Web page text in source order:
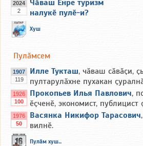
2024
2
Чӑваш Енре туризм
налукӗ пулӗ-и?
Хуш
Пулӑмсем
1907
119
Илле Тукташ, чӑваш сӑвӑҫи,
пултарулӑхне пухакан
1926
100
Прокопьев Илья Павлович,
ӗҫченӗ, экономист, публицист
1976
50
Васянка Никифор Тарасович
вилнӗ.
Пулӑм хуш...